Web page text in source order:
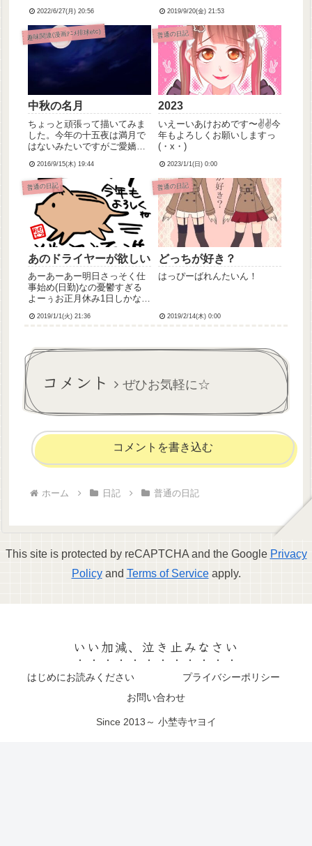
らなんやらいろいろ触ってみ
たところ……とりあえずここ
まで動かせるようになりまし
た！過去に何度か、同じよう
にイラストを動かせる「え...
2022/6/27(月) 20:56
あえずはこんな感じで！頑張
りました(・ω・)
2019/9/20(金) 21:53
趣味関連(漫画ｱﾆﾒ排球etc)
中秋の名月
ちょっと頑張って描いてみま
した。今年の十五夜は満月で
はないみたいですがご愛嬌っ
2016/9/15(木) 19:44
普通の日記
2023
いえーいあけおめです〜✌✌今
年もよろしくお願いしますっ
(・x・)
2023/1/1(日) 0:00
普通の日記
あのドライヤーが欲しい
あーあーあー明日さっそく仕
事始め(日勤)なの憂鬱すぎる
よーぅお正月休み1日しかなか
੭˙꒳ ˙)੭T.M.Revolutionのドラ
叔母からのおさがりで、下手
した...
2019/1/1(火) 21:36
普通の日記
どっちが好き？
はっぴーばれんたいん！
2019/2/14(木) 0:00
コメント ぜひお気軽に☆
コメントを書き込む
ホーム 日記 普通の日記
This site is protected by reCAPTCHA and the Google Privacy
Policyand Terms of Serviceapply.
いい加減、泣き止みなさい
はじめにお読みください
プライバシーポリシー
お問い合わせ
Since 2013～ 小埜寺ヤヨイ